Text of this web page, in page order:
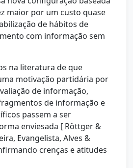
maior por um custo quase
de hábitos de
com informação sem
na literatura de que
motivação partidária por
de informação,
de informação e
passem a ser
enviesada [ Röttger &
Evangelista, Alves &
crenças e atitudes